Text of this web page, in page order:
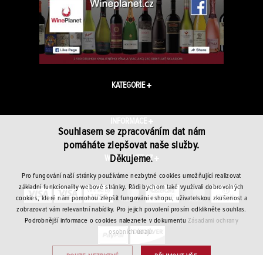
KATEGORIE
INFORMACE
WINEPLANET.CZ
Souhlasem se zpracováním dat nám
pomáháte zlepšovat naše služby.
Děkujeme.
Pro fungování naší stránky používáme nezbytné cookies umožňující realizovat
základní funkcionality webové stránky. Rádi bychom také využívali dobrovolných
cookies, které nám pomohou zlepšit fungování eshopu, uživatelskou zkušenost a
zobrazovat vám relevantní nabídky. Pro jejich povolení prosím odklikněte souhlas.
Podrobnější informace o cookies naleznete v dokumentuZásadami ochrany
osobních údajů.